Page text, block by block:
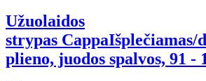
Užuolaidos
strypas CappaIšplečiamas/
plieno, juodos spalvos, 91 -